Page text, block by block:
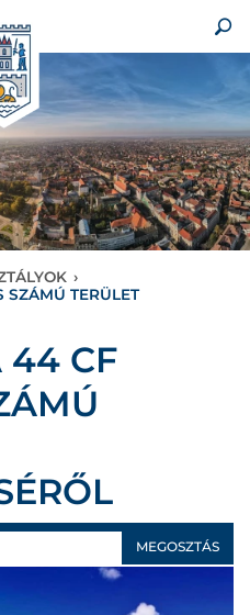
›
SZÁMÚ TERÜLET
44 CF
MEGOSZTÁS